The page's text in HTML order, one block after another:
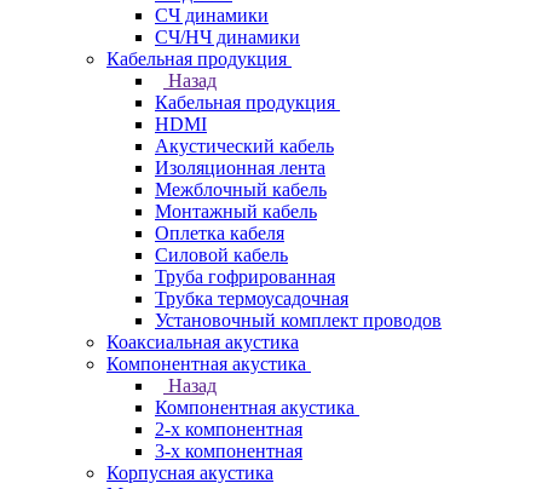
СЧ динамики
СЧ/НЧ динамики
Кабельная продукция
Назад
Кабельная продукция
HDMI
Акустический кабель
Изоляционная лента
Межблочный кабель
Монтажный кабель
Оплетка кабеля
Силовой кабель
Труба гофрированная
Трубка термоусадочная
Установочный комплект проводов
Коаксиальная акустика
Компонентная акустика
Назад
Компонентная акустика
2-х компонентная
3-х компонентная
Корпусная акустика